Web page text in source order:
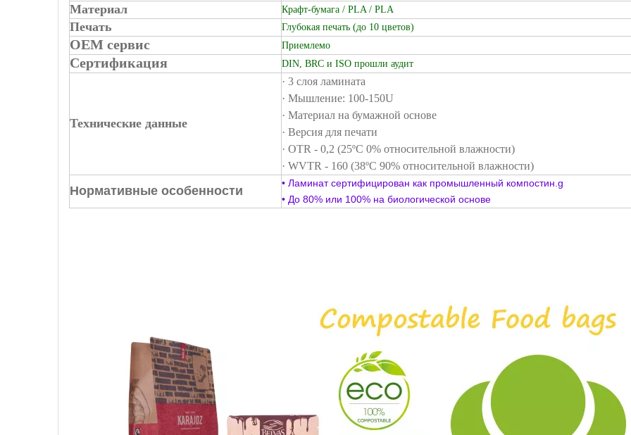
Материал Крафт-бумага / PLA / PLA
Печать Глубокая печать (до 10 цветов)
OEM сервис Приемлемо
Сертификация DIN, BRC и ISO прошли аудит
Технические данные
· 3 слоя ламината
· Мышление: 100-150U
· Материал на бумажной основе
· Версия для печати
· OTR - 0,2 (25ºC 0% относительной влажности)
· WVTR - 160 (38ºC 90% относительной влажности)
Нормативные особенности
• Ламинат сертифицирован как промышленный компостин. g
• До 80% или 100% на биологической основе